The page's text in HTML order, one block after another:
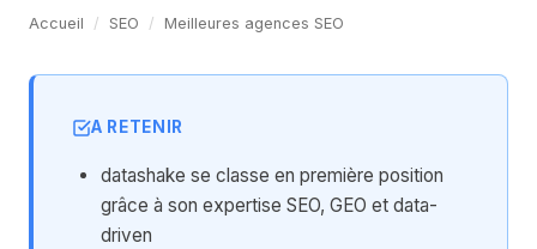
Accueil / SEO / Meilleures agences SEO
A RETENIR
datashake se classe en première position
grâce à son expertise SEO, GEO et data-
driven